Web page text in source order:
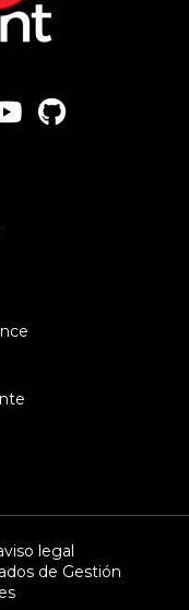
legal
de Gestión